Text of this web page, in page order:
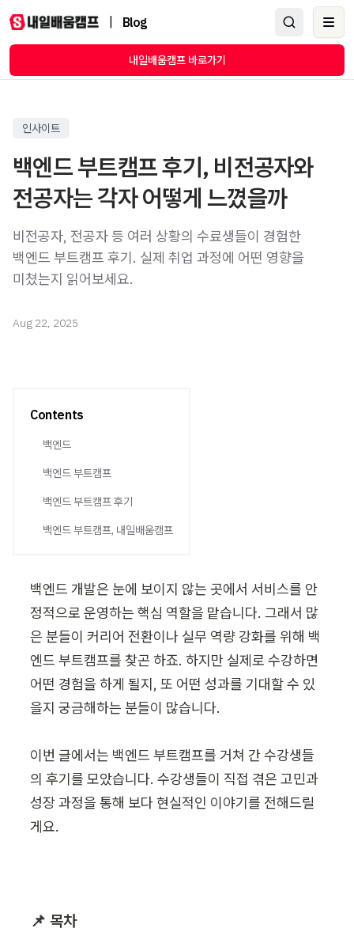
Blog
내일배움캠프 바로가기
인사이트
백엔드 부트캠프 후기, 비전공자와
전공자는 각자 어떻게 느꼈을까
비전공자, 전공자 등 여러 상황의 수료생들이 경험한
백엔드 부트캠프 후기. 실제 취업 과정에 어떤 영향을
미쳤는지 읽어보세요.
Aug 22, 2025
Contents
백엔드
백엔드 부트캠프
백엔드 부트캠프 후기
백엔드 부트캠프, 내일배움캠프
백엔드 개발은 눈에 보이지 않는 곳에서 서비스를 안
정적으로 운영하는 핵심 역할을 맡습니다. 그래서 많
은 분들이 커리어 전환이나 실무 역량 강화를 위해 백
엔드 부트캠프를 찾곤 하죠. 하지만 실제로 수강하면
어떤 경험을 하게 될지, 또 어떤 성과를 기대할 수 있
을지 궁금해하는 분들이 많습니다.
이번 글에서는 백엔드 부트캠프를 거쳐 간 수강생들
의 후기를 모았습니다. 수강생들이 직접 겪은 고민과
성장 과정을 통해 보다 현실적인 이야기를 전해드릴
게요.
📌 목차